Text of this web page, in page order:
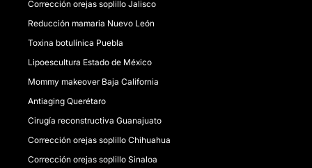
Corrección orejas soplillo Jalisco
Reducción mamaria Nuevo León
Toxina botulínica Puebla
Lipoescultura Estado de México
Mommy makeover Baja California
Antiaging Querétaro
Cirugía reconstructiva Guanajuato
Corrección orejas soplillo Chihuahua
Corrección orejas soplillo Sinaloa